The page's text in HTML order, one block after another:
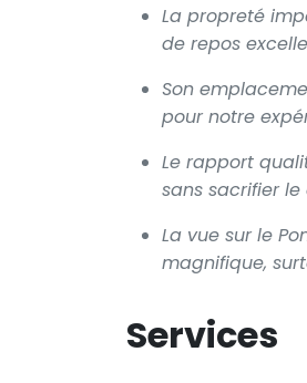
La propreté
de repos
Son
pour notre
Le rapport
sans sacrifier le
La vue sur le
magnifique,
Services